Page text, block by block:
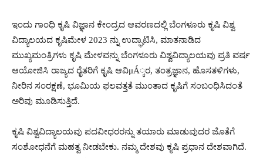
ಇಂದು ಗಾಂಧಿ ಕೃಷಿ ವಿಜ್ಞಾನ ಕೇಂದ್ರದ ಆವರಣದಲ್ಲಿ ಬೆಂಗಳೂರು ಕೃಷಿ ವಿಶ್ವ
ವಿದ್ಯಾಲಯದ ಕೃಷಿಮೇಳ 2023 ನ್ನು ಉದ್ಘಾಟಿಸಿ, ಮಾತನಾಡಿದ
ಮುಖ್ಯಮಂತ್ರಿಗಳು ಕೃಷಿ ಮೇಳವನ್ನು ಬೆಂಗಳೂರು ವಿಶ್ವವಿದ್ಯಾಲಯವು ಪ್ರತಿ ವರ್ಷ
ಆಯೋಜಿಸಿ ರಾಜ್ಯದ ರೈತರಿಗೆ ಕೃಷಿ ಆವಿμÁ್ಕರ, ತಂತ್ರಜ್ಞಾನ, ಹೊಸತಳಿಗಳು,
ನೀರಿನ ಸಂರಕ್ಷಣೆ, ಭೂಮಿಯ ಫಲವತ್ತತೆ ಮುಂತಾದ ಕೃಷಿಗೆ ಸಂಬಂಧಿಸಿದಂತೆ
ಅರಿವು ಮೂಡಿಸುತ್ತಿದೆ.
ಕೃಷಿ ವಿಶ್ವವಿದ್ಯಾಲಯವು ಪದವೀಧರರನ್ನು ತಯಾರು ಮಾಡುವುದರ ಜೊತೆಗೆ
ಸಂಶೋಧನೆಗೆ ಮಹತ್ವ ನೀಡಬೇಕು. ನಮ್ಮ ದೇಶವು ಕೃಷಿ ಪ್ರಧಾನ ದೇಶವಾಗಿದೆ.